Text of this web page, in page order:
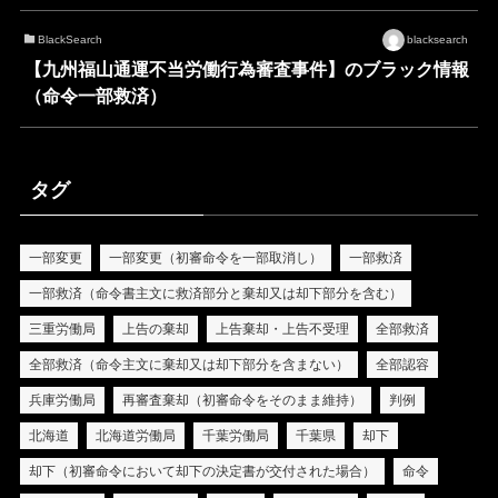
BlackSearch blacksearch
【九州福山通運不当労働行為審査事件】のブラック情報
（命令一部救済）
タグ
一部変更 一部変更（初審命令を一部取消し） 一部救済
一部救済（命令書主文に救済部分と棄却又は却下部分を含む）
三重労働局 上告の棄却 上告棄却・上告不受理 全部救済
全部救済（命令主文に棄却又は却下部分を含まない） 全部認容
兵庫労働局 再審査棄却（初審命令をそのまま維持） 判例
北海道 北海道労働局 千葉労働局 千葉県 却下
却下（初審命令において却下の決定書が交付された場合） 命令